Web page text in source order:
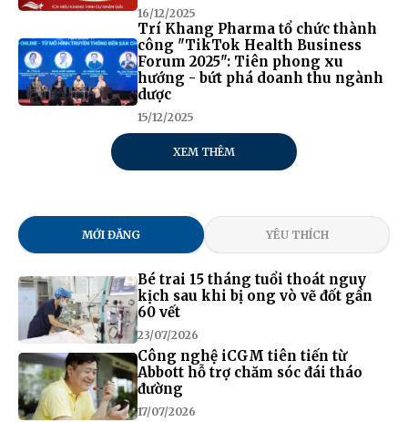
16/12/2025
Trí Khang Pharma tổ chức thành
công "TikTok Health Business
Forum 2025": Tiên phong xu
hướng - bứt phá doanh thu ngành
dược
15/12/2025
XEM THÊM
MỚI ĐĂNG YÊU THÍCH
Bé trai 15 tháng tuổi thoát nguy
kịch sau khi bị ong vò vẽ đốt gần
60 vết
23/07/2026
Công nghệ iCGM tiên tiến từ
Abbott hỗ trợ chăm sóc đái tháo
đường
17/07/2026